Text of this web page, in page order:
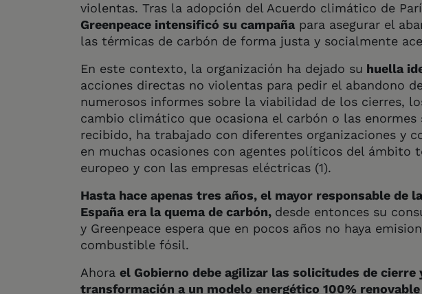
violentas. Tras la adopción del Acuerdo climático de
Greenpeace intensificó su campaña para asegurar el
las térmicas de carbón de forma justa y socialmente
En este contexto, la organización ha dejado su huella
acciones directas no violentas para pedir el abandono
numerosos informes sobre la viabilidad de los cierres,
cambio climático que ocasiona el carbón o las enormes
recibido, ha trabajado con diferentes organizaciones y
en muchas ocasiones con agentes políticos del ámbito
europeo y con las empresas eléctricas (1).
Hasta hace apenas tres años, el mayor responsable de
España era la quema de carbón, desde entonces su
y Greenpeace espera que en pocos años no haya
combustible fósil.
Ahora el Gobierno debe agilizar las solicitudes de cierre
transformación a un modelo energético 100% renovable